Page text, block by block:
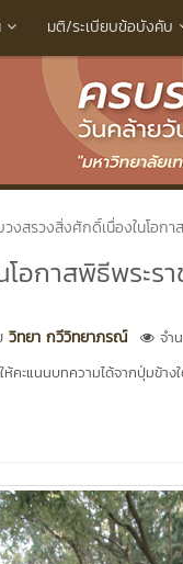
มติ/ระเบียบข้อบังคับ
งสรวงสิ่งศักดิ์เนื่องในโอก
โอกาสพิธีพระ
วิทยา กวีวิทยาภรณ์
จำ
ห้คะแนนบทความได้จากปุ่มข้าง